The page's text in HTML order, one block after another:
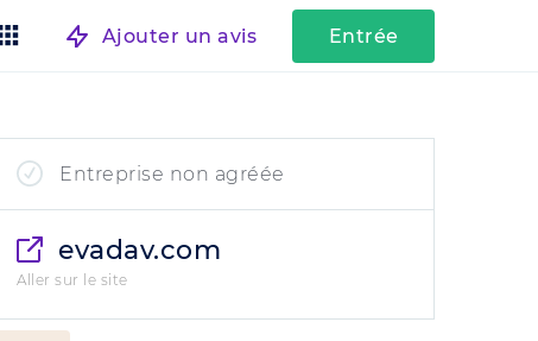
Ajouter un avis Entrée
Entreprise non agréée
evadav.com
Aller sur le site